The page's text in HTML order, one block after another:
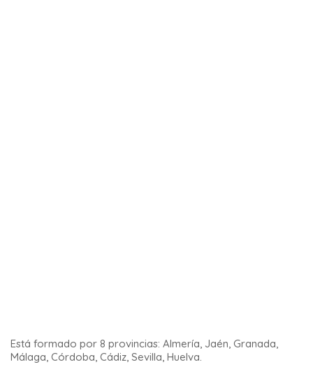
Está formado por 8 provincias: Almería, Jaén, Granada,
Málaga, Córdoba, Cádiz, Sevilla, Huelva.